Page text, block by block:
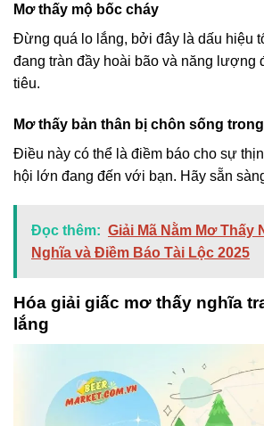
Mơ thấy mộ bốc cháy
Đừng quá lo lắng, bởi đây là dấu hiệu
đang tràn đầy hoài bão và năng lượng
tiêu.
Mơ thấy bản thân bị chôn sống
Điều này có thể là điềm báo cho sự
hội lớn đang đến với bạn. Hãy sẵn
Đọc thêm: Giải Mã Nằm Mơ Thấy
Nghĩa và Điềm Báo Tài Lộc 2025
Hóa giải giấc mơ thấy nghĩa
lắng